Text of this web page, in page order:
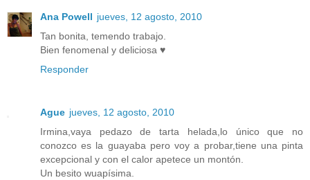
Ana Powell jueves, 12 agosto, 2010
Tan bonita, temendo trabajo.
Bien fenomenal y deliciosa ♥
Responder
Ague jueves, 12 agosto, 2010
Irmina,vaya pedazo de tarta helada,lo único que no
conozco es la guayaba pero voy a probar,tiene una pinta
excepcional y con el calor apetece un montón.
Un besito wuapísima.